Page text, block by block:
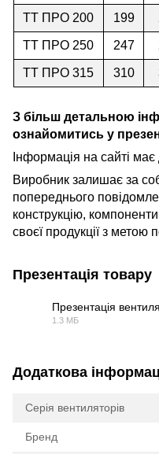
ТТ ПРО 200 199
ТТ ПРО 250 247
ТТ ПРО 315 310
З більш детальною
ознайомитись у
Інформація на сайті
Виробник залишає за
попереднього
конструкцію, компоненти
своєї продукції з метою
Презентація товару
Презентація
1.3 МБ
Додаткова
Серія вентиляторів
Бренд